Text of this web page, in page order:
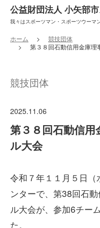
公益財団法人 小矢部
我々はスポーツマン・スポーツウーマ
ホーム
競技団体
第３８回石動信用金庫理
競技団体
2025.11.06
第３８回石動信
ル大会
令和７年１１月５日
ンターで、第38回石
ル大会が、参加6チー
た。